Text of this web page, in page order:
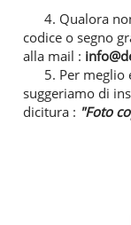
4. Qualora
codice o segno
alla mail :
5. Per meglio
suggeriamo di
dicitura : "Foto